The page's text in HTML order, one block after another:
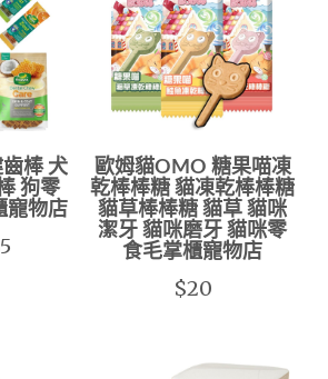
棒 犬
狗零
寵物店
歐姆貓OMO 糖果喵凍
乾棒棒糖 貓凍乾棒棒糖
貓草棒棒糖 貓草 貓咪
潔牙 貓咪磨牙 貓咪零
食毛掌櫃寵物店
$20